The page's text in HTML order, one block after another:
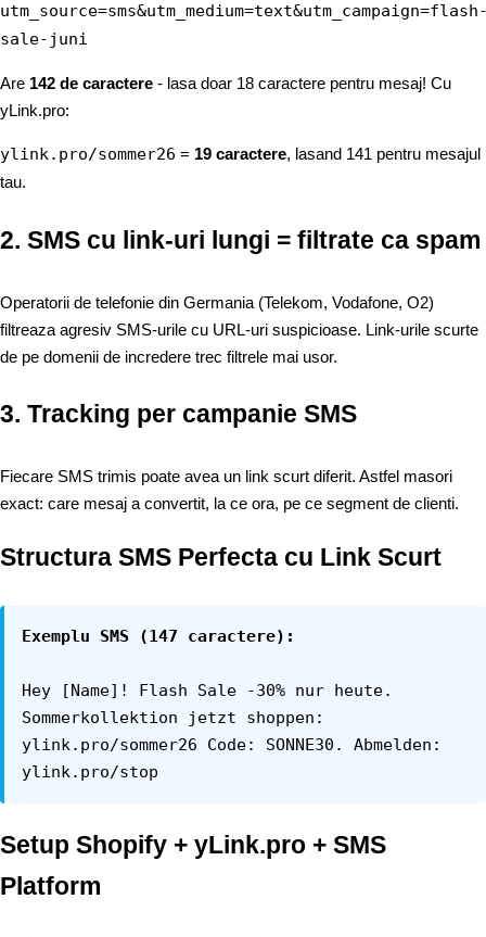
sale-juni
Are 142 de caractere - lasa doar 18 caractere pentru mesaj! Cu
yLink.pro:
ylink.pro/sommer26 = 19 caractere, lasand 141 pentru mesajul
tau.
2. SMS cu link-uri lungi = filtrate ca spam
Operatorii de telefonie din Germania (Telekom, Vodafone, O2)
filtreaza agresiv SMS-urile cu URL-uri suspicioase. Link-urile scurte
de pe domenii de incredere trec filtrele mai usor.
3. Tracking per campanie SMS
Fiecare SMS trimis poate avea un link scurt diferit. Astfel masori
exact: care mesaj a convertit, la ce ora, pe ce segment de clienti.
Structura SMS Perfecta cu Link Scurt
Exemplu SMS (147 caractere):
Hey [Name]! Flash Sale -30% nur heute.
Sommerkollektion jetzt shoppen:
ylink.pro/sommer26 Code: SONNE30. Abmelden:
ylink.pro/stop
Setup Shopify + yLink.pro + SMS
Platform